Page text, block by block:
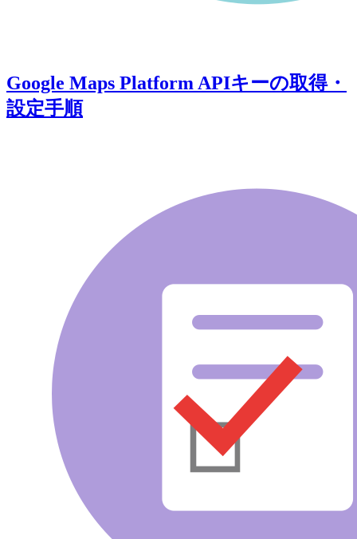
Google Maps Platform APIキーの取得・
設定手順